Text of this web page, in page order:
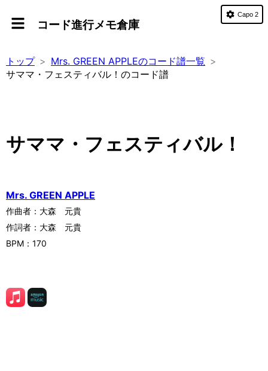
コード進行メモ倉庫
トップ
Mrs. GREEN APPLEのコード譜一覧
サママ・フェスティバル！のコード譜
サママ・フェスティバル！
Mrs. GREEN APPLE
作曲者： 大森 元貴
作詞者： 大森 元貴
BPM： 170
Capo 2